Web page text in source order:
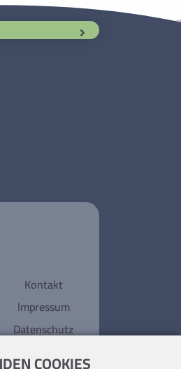
Kontakt
Impressum
Datenschutz